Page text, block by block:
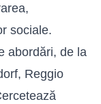
sociale.
abordări, de la
Reggio